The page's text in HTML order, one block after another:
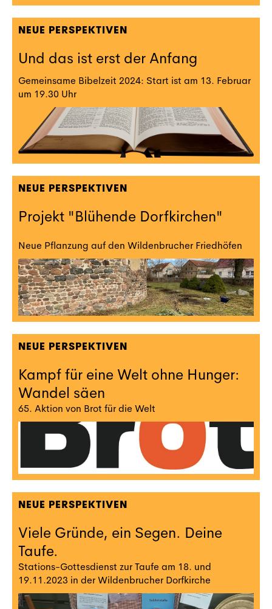
NEUE PERSPEKTIVEN
Und das ist erst der Anfang
Gemeinsame Bibelzeit 2024: Start ist am 13. Februar
um 19.30 Uhr
NEUE PERSPEKTIVEN
Projekt "Blühende Dorfkirchen"
Neue Pflanzung auf den Wildenbrucher Friedhöfen
NEUE PERSPEKTIVEN
Kampf für eine Welt ohne Hunger:
Wandel säen
65. Aktion von Brot für die Welt
NEUE PERSPEKTIVEN
Viele Gründe, ein Segen. Deine
Taufe.
Stations-Gottesdienst zur Taufe am 18. und
19.11.2023 in der Wildenbrucher Dorfkirche